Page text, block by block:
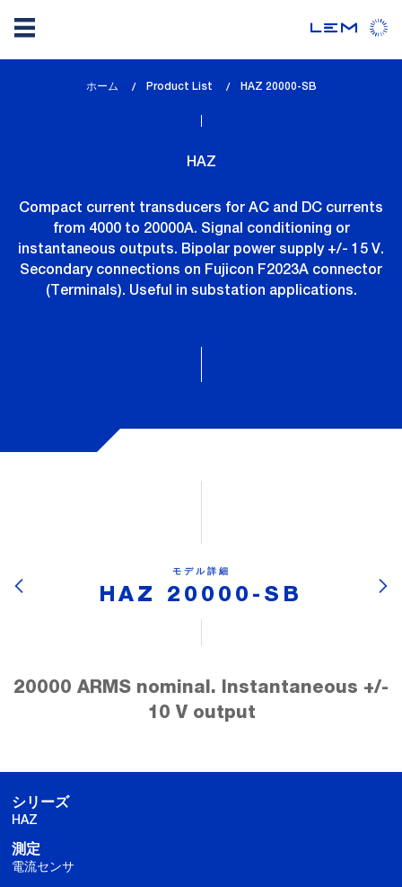
ホーム Product List
lem_current_page
HAZ 20000-SB
HAZ
Compact current transducers for AC and DC currents
from 4000 to 20000A. Signal conditioning or
instantaneous outputs. Bipolar power supply +/- 15 V.
Secondary connections on Fujicon F2023A connector
(Terminals). Useful in substation applications.
モデル詳細
HAZ 20000-SB
20000 ARMS nominal. Instantaneous +/-
10 V output
シリーズ
HAZ
測定
電流センサ